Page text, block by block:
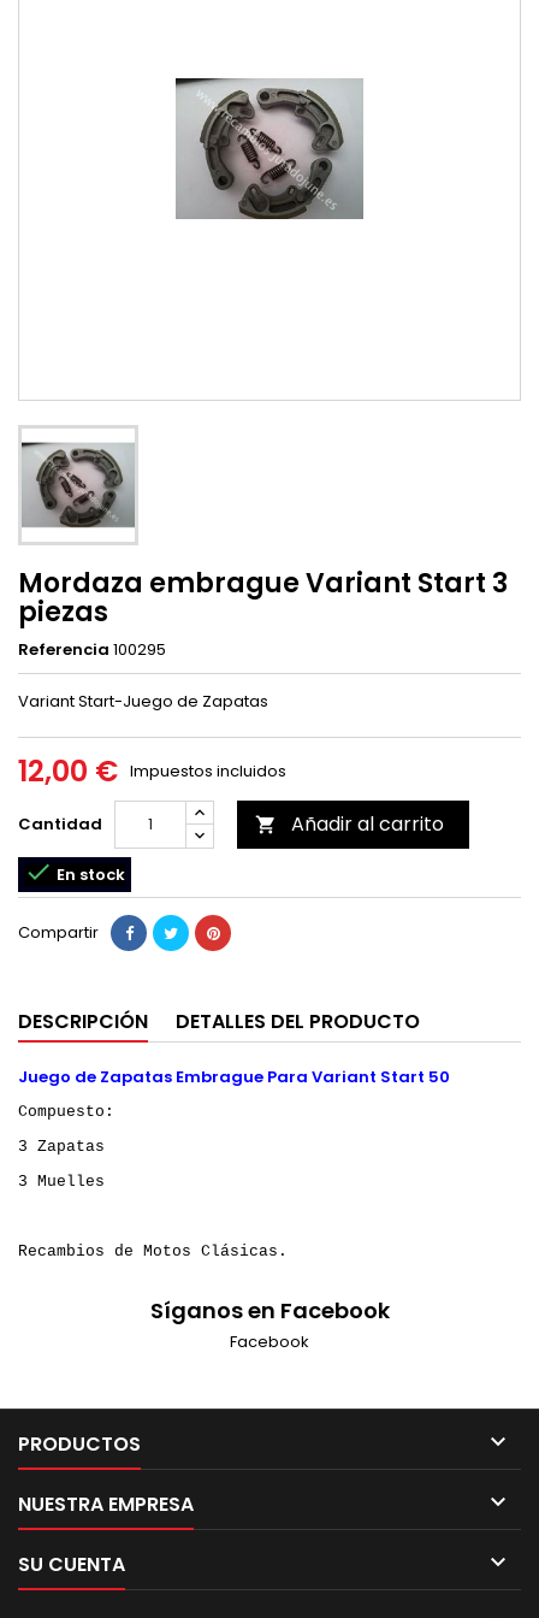
Mordaza embrague Variant Start 3
piezas
Referencia 100295
Variant Start-Juego de Zapatas
12,00 € Impuestos incluidos
Cantidad  Añadir al carrito
 En stock
Compartir
DESCRIPCIÓN DETALLES DEL PRODUCTO
Juego de Zapatas Embrague Para Variant Start 50
Compuesto:
3 Zapatas
3 Muelles
Recambios de Motos Clásicas.
Síganos en Facebook
Facebook
PRODUCTOS 
NUESTRA EMPRESA 
SU CUENTA 